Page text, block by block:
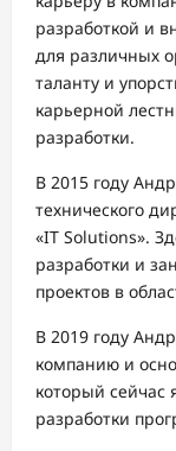
разработкой и
для различных
таланту и
карьерной
разработки.
В 2015 году
технического
«IT Solutions».
разработки и
проектов в
В 2019 году
компанию и
который сейчас
разработки